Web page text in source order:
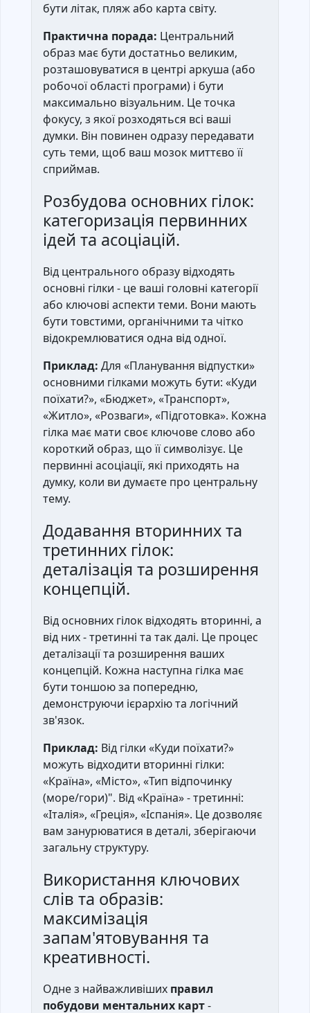
бути літак, пляж або карта світу.
Практична порада: Центральний
образ має бути достатньо великим,
розташовуватися в центрі аркуша (або
робочої області програми) і бути
максимально візуальним. Це точка
фокусу, з якої розходяться всі ваші
думки. Він повинен одразу передавати
суть теми, щоб ваш мозок миттєво її
сприймав.
Розбудова основних гілок:
категоризація первинних
ідей та асоціацій.
Від центрального образу відходять
основні гілки - це ваші головні категорії
або ключові аспекти теми. Вони мають
бути товстими, органічними та чітко
відокремлюватися одна від одної.
Приклад: Для «Планування відпустки»
основними гілками можуть бути: «Куди
поїхати?», «Бюджет», «Транспорт»,
«Житло», «Розваги», «Підготовка». Кожна
гілка має мати своє ключове слово або
короткий образ, що її символізує. Це
первинні асоціації, які приходять на
думку, коли ви думаєте про центральну
тему.
Додавання вторинних та
третинних гілок:
деталізація та розширення
концепцій.
Від основних гілок відходять вторинні, а
від них - третинні та так далі. Це процес
деталізації та розширення ваших
концепцій. Кожна наступна гілка має
бути тоншою за попередню,
демонструючи ієрархію та логічний
зв'язок.
Приклад: Від гілки «Куди поїхати?»
можуть відходити вторинні гілки:
«Країна», «Місто», «Тип відпочинку
(море/гори)". Від «Країна» - третинні:
«Італія», «Греція», «Іспанія». Це дозволяє
вам занурюватися в деталі, зберігаючи
загальну структуру.
Використання ключових
слів та образів:
максимізація
запам'ятовування та
креативності.
Одне з найважливіших правил
побудови ментальних карт-